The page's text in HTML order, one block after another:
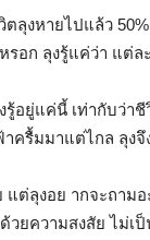
ลุงหายไปแล้ว
รอก ลุงรู้แค่ว่า แต่
รู้อยู่แค่นี้ เท่ากับว่
าครื้มมาแต่ไกล ลุ
ต่ลุงอย ากจะถาม
วยความสงสัย ไม่เ